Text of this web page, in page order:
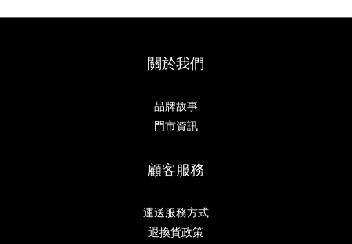
關於我們
品牌故事
門市資訊
顧客服務
運送服務方式
退換貨政策